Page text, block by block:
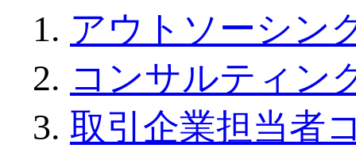
アウトソーシン
コンサルティン
取引企業担当者